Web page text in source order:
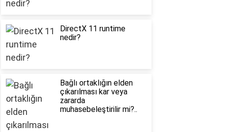
DirectX 11 runtime
nedir?
Bağlı ortaklığın elden
çıkarılması kar veya
zararda
muhasebeleştirilir mi?..